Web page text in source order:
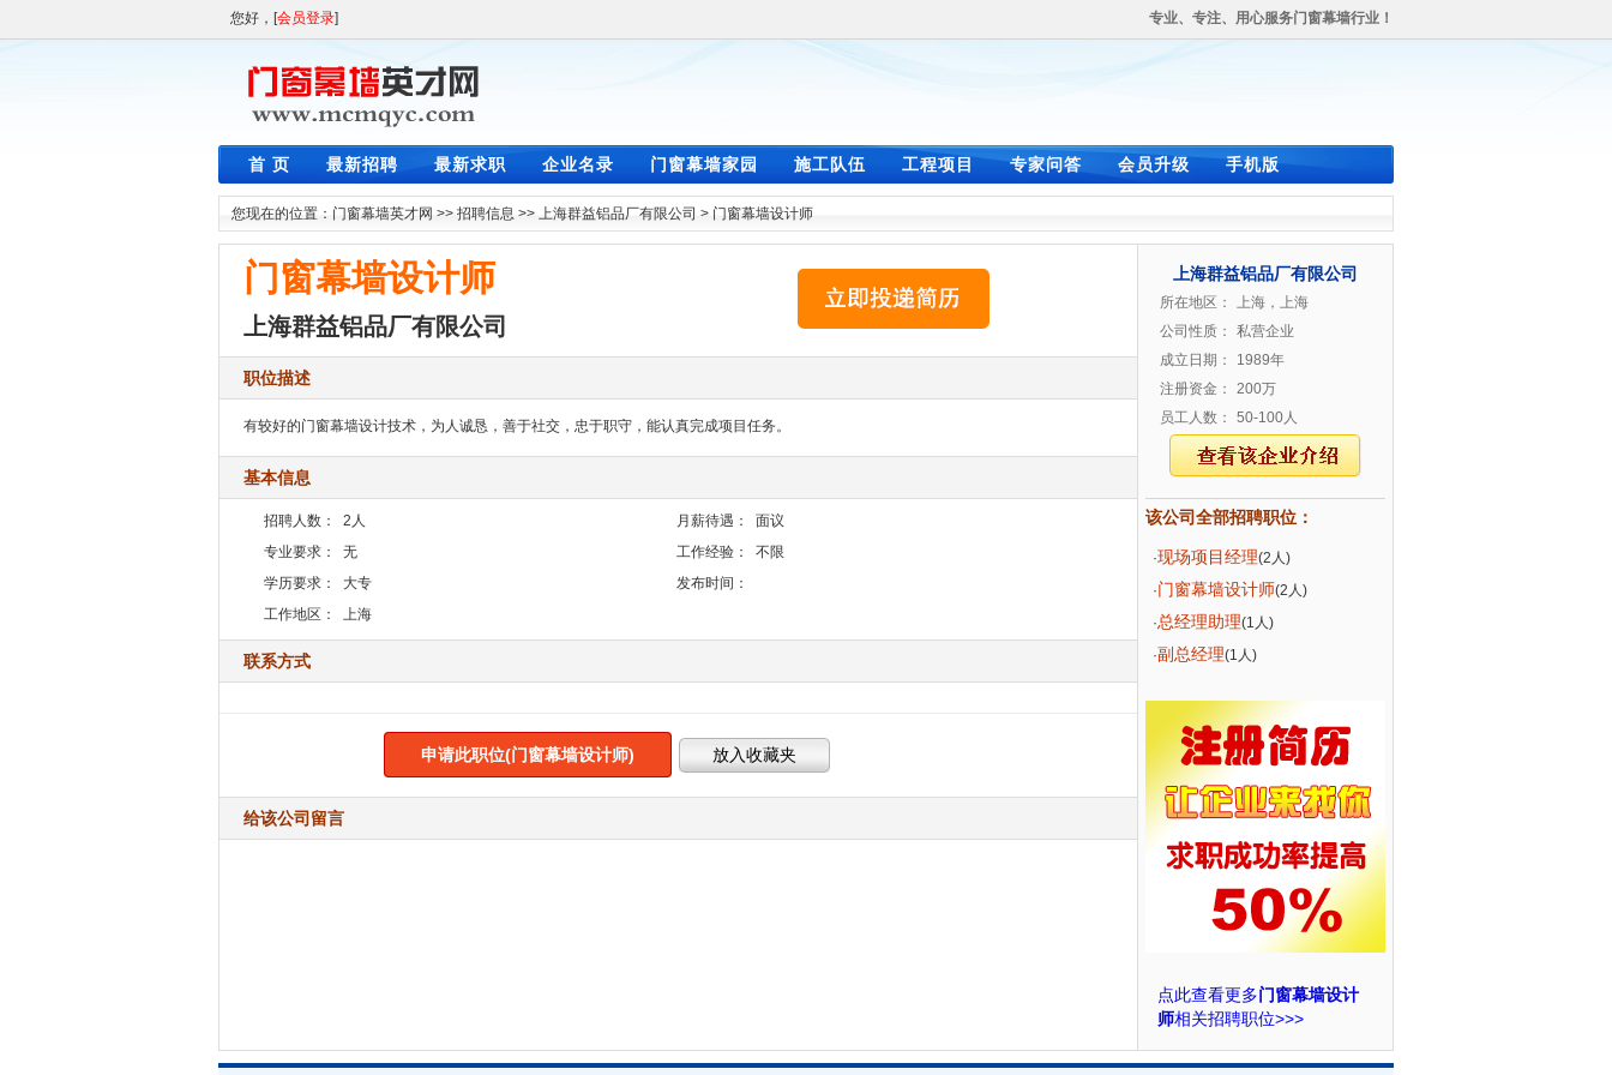
您好，[会员登录] 专业、专注、用心服务门窗幕墙行业！
首 页 最新招聘 最新求职 企业名录 门窗幕墙家园 施工队伍 工程项目 专家问答 会员升级 手机版
您现在的位置： 门窗幕墙英才网 >> 招聘信息 >> 上海群益铝品厂有限公司 > 门窗幕墙设计师
门窗幕墙设计师
上海群益铝品厂有限公司
职位描述
有较好的门窗幕墙设计技术，为人诚恳，善于社交，忠于职守，能认真完成项目任务。
基本信息
招聘人数： 2人 月薪待遇：
面议
专业要求：
无 工作经验：
不限
学历要求：
大专
发布时间：
工作地区：
上海
联系方式
申请此职位(门窗幕墙设计师)
给该公司留言
上海群益铝品厂有限公司
所在地区：
上海，上海
公司性质：
私营企业
成立日期：
1989年
注册资金：
200万
员工人数：
50-100人
该公司全部招聘职位：
·现场项目经理(2人)
·门窗幕墙设计师(2人)
·总经理助理(1人)
·副总经理(1人)
点此查看更多门窗幕墙设计
师相关招聘职位>>>